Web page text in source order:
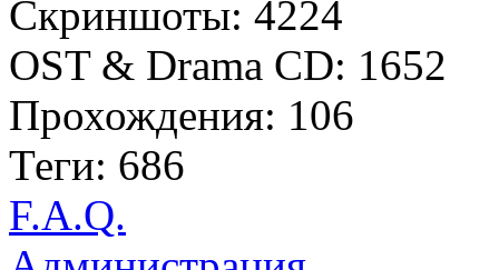
Скриншоты: 4224
OST & Drama CD: 1652
Прохождения: 106
Теги: 686
F.A.Q.